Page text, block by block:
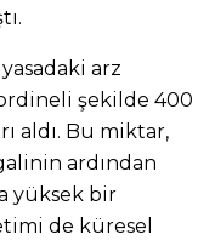
arz
şekilde 400
aldı. Bu miktar,
ardından
yüksek bir
de küresel